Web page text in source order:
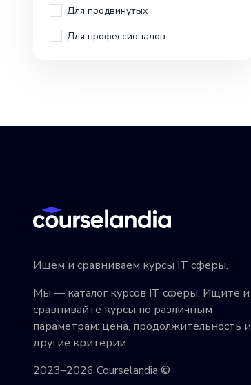
Для продвинутых
Для профессионалов
Ищем и сравниваем курсы IT сферы.
Мы — каталог курсов IT сферы. Ищите и
сравнивайте курсы по различным
параметрам: цена, продолжительность и
другие критерии.
2023–2026 Courselandia ©